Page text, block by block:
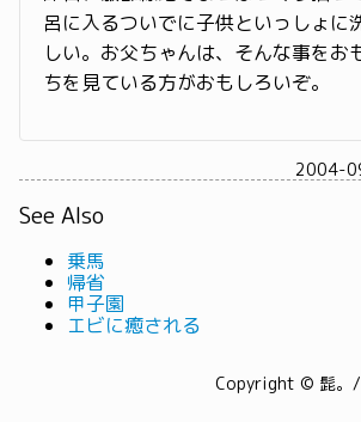
呂に入るついでに子供といっしょに
しい。お父ちゃんは、そんな事をお
ちを見ている方がおもしろいぞ。
2004-
See Also
乗馬
帰省
甲子園
エビに癒される
Copyright © 髭。/